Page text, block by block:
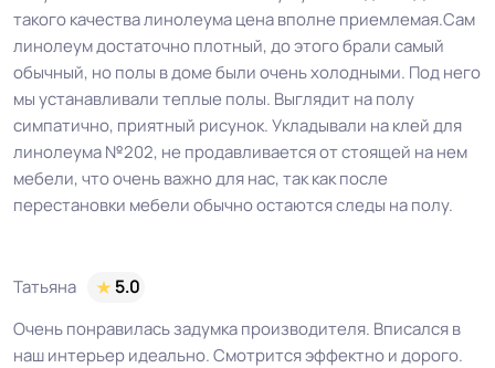
такого качества линолеума цена вполне приемлемая.Сам
линолеум достаточно плотный, до этого брали самый
обычный, но полы в доме были очень холодными. Под него
мы устанавливали теплые полы. Выглядит на полу
симпатично, приятный рисунок. Укладывали на клей для
линолеума №202, не продавливается от стоящей на нем
мебели, что очень важно для нас, так как после
перестановки мебели обычно остаются следы на полу.
Татьяна
5.0
Очень понравилась задумка производителя. Вписался в
наш интерьер идеально. Смотрится эффектно и дорого.